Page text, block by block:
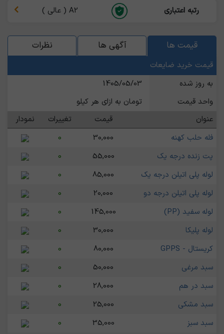
رتبه اعتباری A2 ( عالی )
قیمت ها آگهی ها نظرات
قیمت خرید ضایعات
به روز شده
1405/05/03
واحد قیمت
تومان به ازای هر کیلو
عنوان
قیمت تغییرات
نمودار
فله حلب کهنه
30,000
0
پت زنده درجه یک
55,000
0
لوله پلی اتیلن درجه یک
85,000
0
لوله پلی اتیلن درجه دو
20,000
0
لوله سفید (PP)
145,000
0
لوله پلیکا
30,000
0
کریستال - GPPS
80,000
0
سبد مرغی
50,000
0
سبد در هم
28,000
0
سبد مشکی
25,000
0
سبد سبز
35,000
0